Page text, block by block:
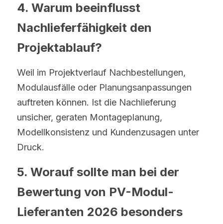
4. Warum beeinflusst
Nachlieferfähigkeit den
Projektablauf?
Weil im Projektverlauf Nachbestellungen,
Modulausfälle oder Planungsanpassungen
auftreten können. Ist die Nachlieferung
unsicher, geraten Montageplanung,
Modellkonsistenz und Kundenzusagen unter
Druck.
5. Worauf sollte man bei der
Bewertung von PV-Modul-
Lieferanten 2026 besonders